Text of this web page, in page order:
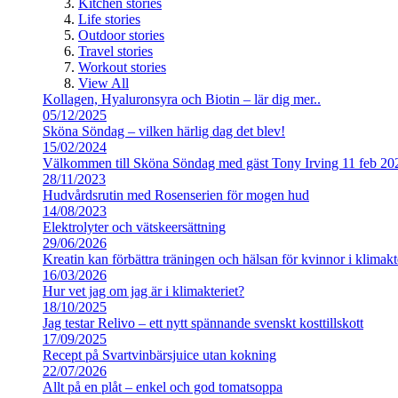
Kitchen stories
Life stories
Outdoor stories
Travel stories
Workout stories
View All
Kollagen, Hyaluronsyra och Biotin – lär dig mer..
05/12/2025
Sköna Söndag – vilken härlig dag det blev!
15/02/2024
Välkommen till Sköna Söndag med gäst Tony Irving 11 feb
28/11/2023
Hudvårdsrutin med Rosenserien för mogen hud
14/08/2023
Elektrolyter och vätskeersättning
29/06/2026
Kreatin kan förbättra träningen och hälsan för kvinnor i
16/03/2026
Hur vet jag om jag är i klimakteriet?
18/10/2025
Jag testar Relivo – ett nytt spännande svenskt kosttillskott
17/09/2025
Recept på Svartvinbärsjuice utan kokning
22/07/2026
Allt på en plåt – enkel och god tomatsoppa